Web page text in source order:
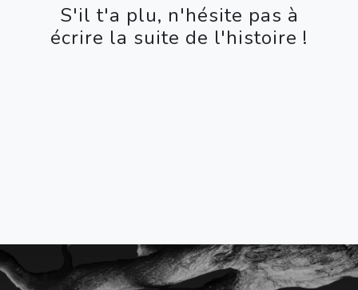
S'il t'a plu, n'hésite pas à
écrire la suite de l'histoire !